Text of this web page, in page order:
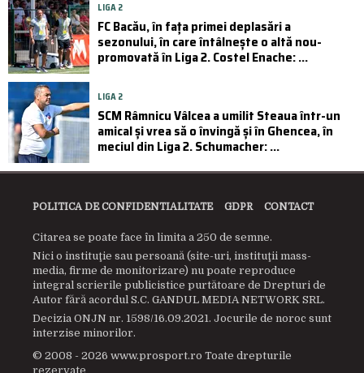
LIGA 2
FC Bacău, în fața primei deplasări a
sezonului, în care întâlnește o altă nou-
promovată în Liga 2. Costel Enache: ...
LIGA 2
SCM Râmnicu Vâlcea a umilit Steaua într-un
amical și vrea să o învingă și în Ghencea, în
meciul din Liga 2. Schumacher: ...
POLITICA DE CONFIDENTIALITATE GDPR CONTACT
Citarea se poate face în limita a 250 de semne.
Nici o instituţie sau persoană (site-uri, instituţii mass-
media, firme de monitorizare) nu poate reproduce
integral scrierile publicistice purtătoare de Drepturi de
Autor fără acordul S.C. GANDUL MEDIA NETWORK SRL.
Decizia ONJN nr. 1598/16.09.2021. Jocurile de noroc sunt
interzise minorilor.
© 2008 - 2026 www.prosport.ro Toate drepturile
rezervate